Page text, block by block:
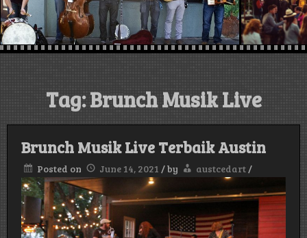
austin , Texas,
USA
Tag:Brunch Musik Live
Brunch Musik Live Terbaik Austin
Posted on June 14, 2021 /by austcedart/